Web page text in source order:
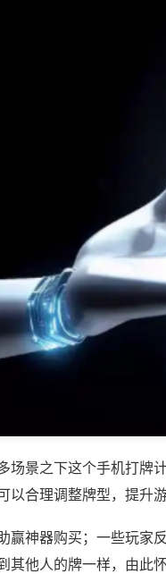
场景之下这个手机打牌
以合理调整牌型，提升
赢神器购买；一些玩家
其他人的牌一样，由此